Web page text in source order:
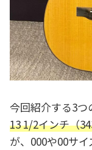
今回紹介する3つ
13 1/2インチ（
が、000や00サ